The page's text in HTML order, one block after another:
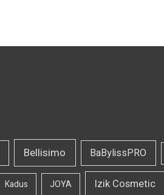
BaBylissPRO
Bellisimo
Izik Cosmetic
JOYA
Kadus